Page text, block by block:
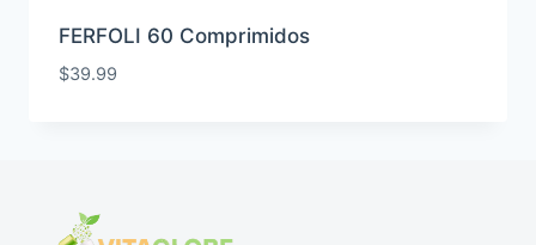
FERFOLI 60 Comprimidos
$39.99